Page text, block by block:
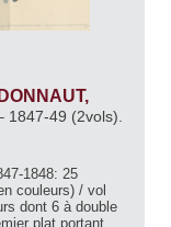
1847-49 (2vols).
1848: 25
couleurs) / vol
dont 6 à double
plat portant